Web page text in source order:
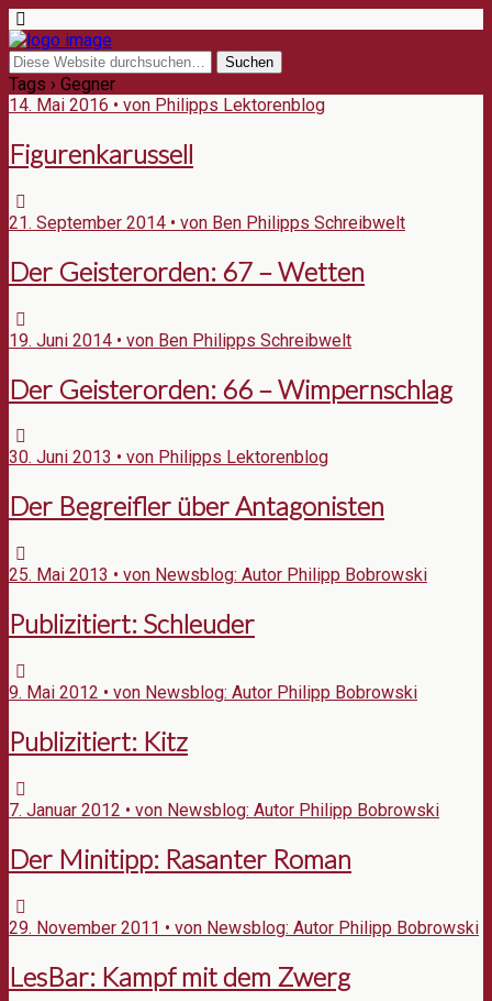
Tags › Gegner
14. Mai 2016 • von Philipps Lektorenblog
Figurenkarussell
21. September 2014 • von Ben Philipps Schreibwelt
Der Geisterorden: 67 – Wetten
19. Juni 2014 • von Ben Philipps Schreibwelt
Der Geisterorden: 66 – Wimpernschlag
30. Juni 2013 • von Philipps Lektorenblog
Der Begreifler über Antagonisten
25. Mai 2013 • von Newsblog: Autor Philipp Bobrowski
Publizitiert: Schleuder
9. Mai 2012 • von Newsblog: Autor Philipp Bobrowski
Publizitiert: Kitz
7. Januar 2012 • von Newsblog: Autor Philipp Bobrowski
Der Minitipp: Rasanter Roman
29. November 2011 • von Newsblog: Autor Philipp Bobrowski
LesBar: Kampf mit dem Zwerg